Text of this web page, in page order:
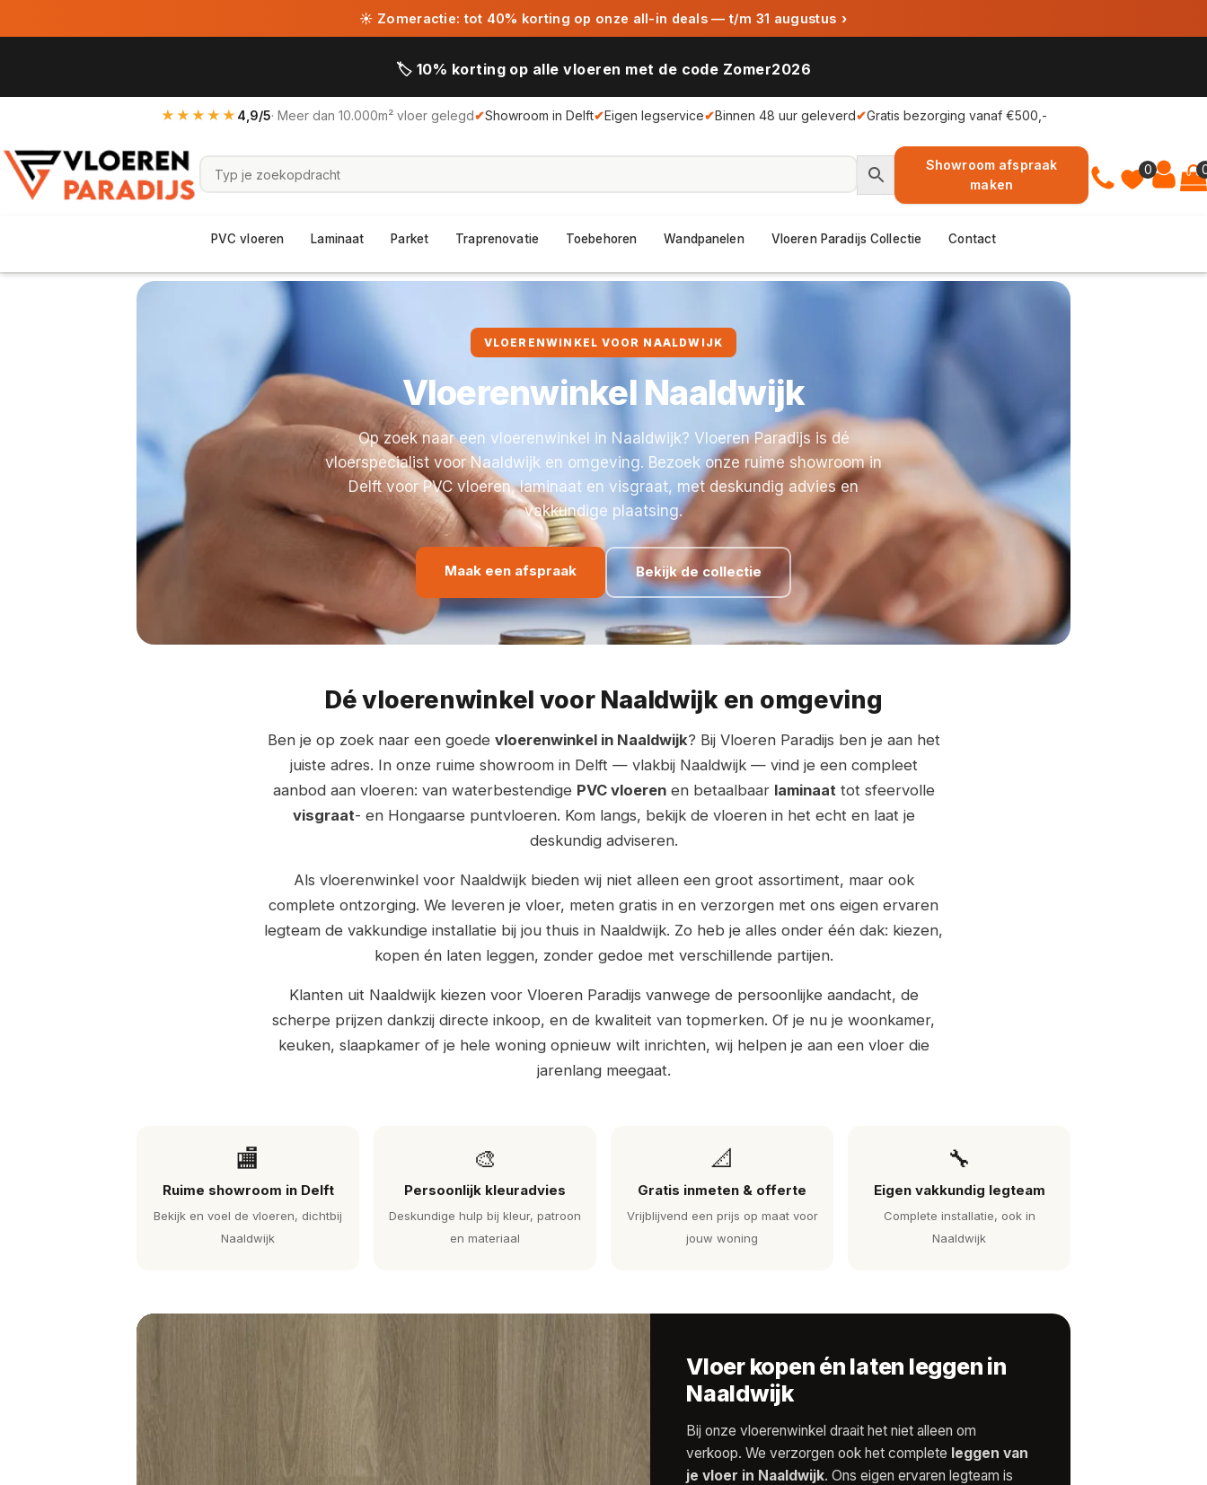
☀ Zomeractie: tot 40% korting op onze all-in deals — t/m 31 augustus ›
🏷️ 10% korting op alle vloeren met de code Zomer2026
★★★★★ 4,9/5· Meer dan 10.000m² vloer gelegd✔Showroom in Delft✔Eigen legservice✔Binnen 48 uur geleverd✔Gratis bezorging vanaf €500,-
0
Showroom afspraak
maken
PVC vloeren Laminaat Parket Traprenovatie Toebehoren Wandpanelen Vloeren Paradijs Collectie Contact
VLOERENWINKEL VOOR NAALDWIJK
Vloerenwinkel Naaldwijk
Op zoek naar een vloerenwinkel in Naaldwijk? Vloeren Paradijs is dé
vloerspecialist voor Naaldwijk en omgeving. Bezoek onze ruime showroom in
Delft voor PVC vloeren, laminaat en visgraat, met deskundig advies en
vakkundige plaatsing.
Maak een afspraak Bekijk de collectie
Dé vloerenwinkel voor Naaldwijk en omgeving
Ben je op zoek naar een goede vloerenwinkel in Naaldwijk? Bij Vloeren Paradijs ben je aan het
juiste adres. In onze ruime showroom in Delft — vlakbij Naaldwijk — vind je een compleet
aanbod aan vloeren: van waterbestendige PVC vloerenen betaalbaar laminaat tot sfeervolle
visgraat- en Hongaarse puntvloeren. Kom langs, bekijk de vloeren in het echt en laat je
deskundig adviseren.
Als vloerenwinkel voor Naaldwijk bieden wij niet alleen een groot assortiment, maar ook
complete ontzorging. We leveren je vloer, meten gratis in en verzorgen met ons eigen ervaren
legteam de vakkundige installatie bij jou thuis in Naaldwijk. Zo heb je alles onder één dak: kiezen,
kopen én laten leggen, zonder gedoe met verschillende partijen.
Klanten uit Naaldwijk kiezen voor Vloeren Paradijs vanwege de persoonlijke aandacht, de
scherpe prijzen dankzij directe inkoop, en de kwaliteit van topmerken. Of je nu je woonkamer,
keuken, slaapkamer of je hele woning opnieuw wilt inrichten, wij helpen je aan een vloer die
jarenlang meegaat.
🏬
Ruime showroom in Delft
Bekijk en voel de vloeren, dichtbij
Naaldwijk
🎨
Persoonlijk kleuradvies
Deskundige hulp bij kleur, patroon
en materiaal
📐
Gratis inmeten & offerte
Vrijblijvend een prijs op maat voor
jouw woning
🔧
Eigen vakkundig legteam
Complete installatie, ook in
Naaldwijk
Vloer kopen én laten leggen in
Naaldwijk
Bij onze vloerenwinkel draait het niet alleen om
verkoop. We verzorgen ook het complete leggen van
je vloer in Naaldwijk. Ons eigen ervaren legteam is